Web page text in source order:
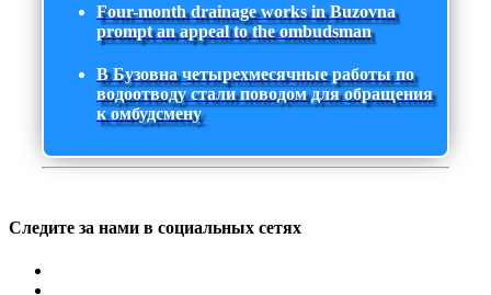
Four-month drainage works in Buzovna
prompt an appeal to the ombudsman
В Бузовна четырехмесячные работы по
водоотводу стали поводом для обращения
к омбудсмену
Следите за нами в социальных сетях